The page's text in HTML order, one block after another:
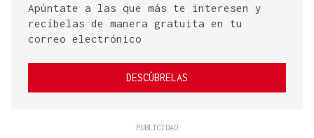
Apúntate a las que más te interesen y
recíbelas de manera gratuita en tu
correo electrónico
DESCÚBRELAS